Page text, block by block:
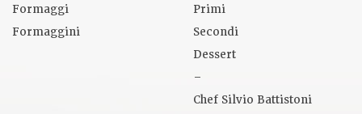
Formaggi
Formaggini
Primi
Secondi
Dessert
–
Chef Silvio Battistoni